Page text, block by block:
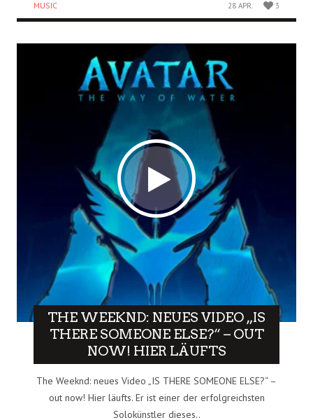
MUSIC 28 APR. 3
THE WEEKND: NEUES VIDEO „IS
THERE SOMEONE ELSE?“ – OUT
NOW! HIER LÄUFTS
The Weeknd: neues Video „IS THERE SOMEONE ELSE?“ –
out now! Hier läufts. Er ist einer der erfolgreichsten
Solokünstler dieses..